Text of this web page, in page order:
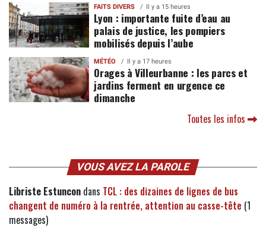
FAITS DIVERS Il y a 15 heures
Lyon : importante fuite d’eau au
palais de justice, les pompiers
mobilisés depuis l’aube
MÉTÉO Il y a 17 heures
Orages à Villeurbanne : les parcs et
jardins ferment en urgence ce
dimanche
Toutes les infos
VOUS AVEZ LA PAROLE
Libriste Estuncon dans TCL : des dizaines de lignes de bus
changent de numéro à la rentrée, attention au casse-tête (1
messages)